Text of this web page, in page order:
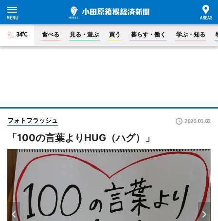
34°C 食べる 見る・遊ぶ 買う 暮らす・働く 学ぶ・知る
フォトフラッシュ 2020.01.02
「100の言葉よりHUG（ハグ）」